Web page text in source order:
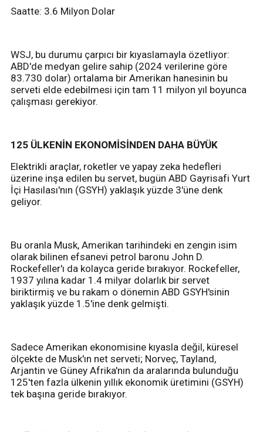
Saatte: 3.6 Milyon Dolar
WSJ, bu durumu çarpıcı bir kıyaslamayla özetliyor:
ABD'de medyan gelire sahip (2024 verilerine göre
83.730 dolar) ortalama bir Amerikan hanesinin bu
serveti elde edebilmesi için tam 11 milyon yıl boyunca
çalışması gerekiyor.
125 ÜLKENİN EKONOMİSİNDEN DAHA BÜYÜK
Elektrikli araçlar, roketler ve yapay zeka hedefleri
üzerine inşa edilen bu servet, bugün ABD Gayrisafi Yurt
İçi Hasılası'nın (GSYH) yaklaşık yüzde 3'üne denk
geliyor.
Bu oranla Musk, Amerikan tarihindeki en zengin isim
olarak bilinen efsanevi petrol baronu John D.
Rockefeller'ı da kolayca geride bırakıyor. Rockefeller,
1937 yılına kadar 1.4 milyar dolarlık bir servet
biriktirmiş ve bu rakam o dönemin ABD GSYH'sinin
yaklaşık yüzde 1.5'ine denk gelmişti.
Sadece Amerikan ekonomisine kıyasla değil, küresel
ölçekte de Musk'ın net serveti; Norveç, Tayland,
Arjantin ve Güney Afrika'nın da aralarında bulunduğu
125'ten fazla ülkenin yıllık ekonomik üretimini (GSYH)
tek başına geride bırakıyor.